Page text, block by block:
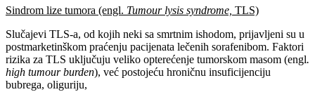
Sindrom lize tumora (engl. Tumour lysis syndrome, TLS)
Slučajevi TLS-a, od kojih neki sa smrtnim ishodom, prijavljeni su u
postmarketinškom praćenju pacijenata lečenih sorafenibom. Faktori
rizika za TLS uključuju veliko opterećenje tumorskom masom (engl.
high tumour burden), već postojeću hroničnu insuficijenciju
bubrega, oliguriju,